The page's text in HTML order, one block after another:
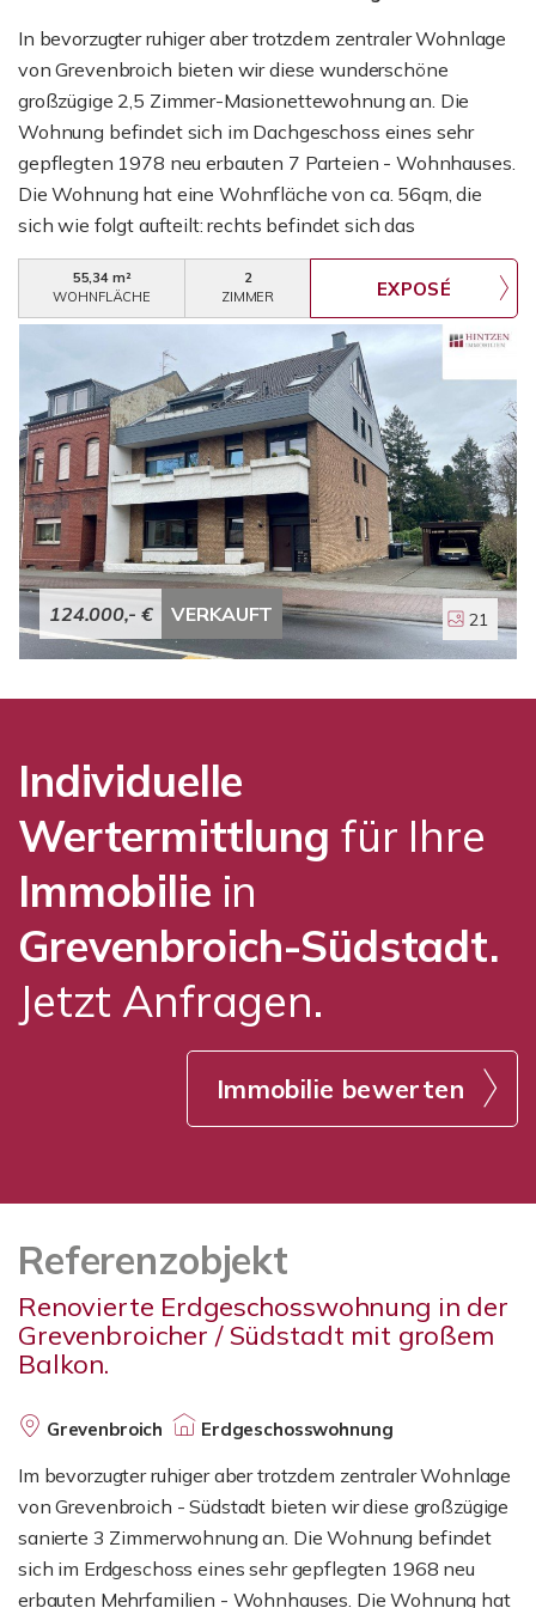
In bevorzugter ruhiger aber trotzdem zentraler Wohnlage
von Grevenbroich bieten wir diese wunderschöne
großzügige 2,5 Zimmer-Masionettewohnung an. Die
Wohnung befindet sich im Dachgeschoss eines sehr
gepflegten 1978 neu erbauten 7 Parteien - Wohnhauses.
Die Wohnung hat eine Wohnfläche von ca. 56qm, die
sich wie folgt aufteilt: rechts befindet sich das
Badezimmer. Dieses wurde Saniert und ist mit modernen
Fliesen ausgestattet. Dahinter befindet sich die offene
Küche. Die breite Fensterfront lässt viel Licht in den Raum
einfließen und sorgt somit für ein angenehmes
Wohngefühl. Selbstverständlich können Sie auch die
Sommertage auf dem Balkon genießen, dieser grenzt an
das großzügige Wohn-Esszimmer. Die Wohnung verfügt
weiterhin über ein Schlafzimmer. Zu dieser Wohnung
gehört auch die Benutzung des Waschkellers und ein
eigener Kellerraum. Zu der Wohneinheit gehört ebenfalls
eine eigene Garage. Diese ist ebenfalls im Kaufpreis und
Eigentum dieser Wohneinheit enthalten.
55,34 m²
WOHNFLÄCHE
2
ZIMMER
124.000,- € VERKAUFT 21
Individuelle
Wertermittlung für Ihre
Immobilie in
Grevenbroich-Südstadt.
Jetzt Anfragen.
Immobilie bewerten
Referenzobjekt
Renovierte Erdgeschosswohnung in der
Grevenbroicher / Südstadt mit großem
Balkon.
Grevenbroich Erdgeschosswohnung
Im bevorzugter ruhiger aber trotzdem zentraler Wohnlage
von Grevenbroich - Südstadt bieten wir diese großzügige
sanierte 3 Zimmerwohnung an. Die Wohnung befindet
sich im Erdgeschoss eines sehr gepflegten 1968 neu
erbauten Mehrfamilien - Wohnhauses. Die Wohnung hat